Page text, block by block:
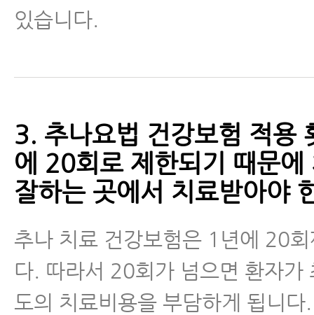
있습니다.
3. 추나요법 건강보험 적용
에 20회로 제한되기 때문에
잘하는 곳에서 치료받아야
추나 치료 건강보험은 1년에 20
다. 따라서 20회가 넘으면 환자가
도의 치료비용을 부담하게 됩니다